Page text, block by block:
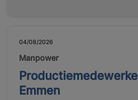
04/08/2026
Manpower
Emmen